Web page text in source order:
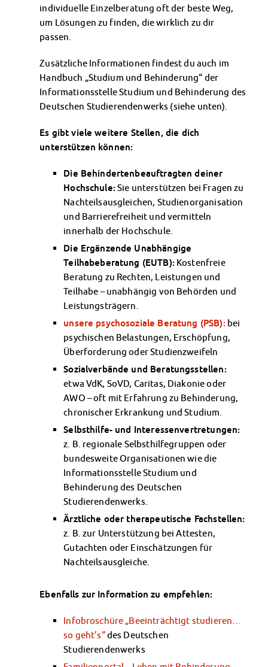
Beratungstermine im Überblick
Unsere Organisation
Verwaltungsrat
Lageplan
Dokumente
Stellenangebote
AnsprechpartnerInnen
Datenschutzerklärung
individuelle Einzelberatung oft der beste Weg,
um Lösungen zu finden, die wirklich zu dir
passen.
Zusätzliche Informationen findest du auch im
Handbuch „Studium und Behinderung“ der
Informationsstelle Studium und Behinderung des
Deutschen Studierendenwerks (siehe unten).
Es gibt viele weitere Stellen, die dich
unterstützen können:
Die Behindertenbeauftragten deiner
Hochschule: Sie unterstützen bei Fragen zu
Nachteilsausgleichen, Studienorganisation
und Barrierefreiheit und vermitteln
innerhalb der Hochschule.
Die Ergänzende Unabhängige
Teilhabeberatung (EUTB): Kostenfreie
Beratung zu Rechten, Leistungen und
Teilhabe – unabhängig von Behörden und
Leistungsträgern.
unsere psychosoziale Beratung (PSB): bei
psychischen Belastungen, Erschöpfung,
Überforderung oder Studienzweifeln
Sozialverbände und Beratungsstellen:
etwa VdK, SoVD, Caritas, Diakonie oder
AWO – oft mit Erfahrung zu Behinderung,
chronischer Erkrankung und Studium.
Selbsthilfe- und Interessenvertretungen:
z. B. regionale Selbsthilfegruppen oder
bundesweite Organisationen wie die
Informationsstelle Studium und
Behinderung des Deutschen
Studierendenwerks.
Ärztliche oder therapeutische Fachstellen:
z. B. zur Unterstützung bei Attesten,
Gutachten oder Einschätzungen für
Nachteilsausgleiche.
Ebenfalls zur Information zu empfehlen:
Infobroschüre „Beeinträchtigt studieren…
so geht’s“des Deutschen
Studierendenwerks